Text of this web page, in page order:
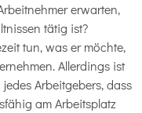
erwarten,
tätig ist?
tun, was er möchte,
Allerdings ist
Arbeitgebers, dass
am Arbeitsplatz